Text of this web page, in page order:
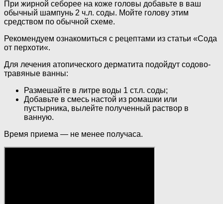
При жирной себорее на коже головы добавьте в ваш
обычный шампунь 2 ч.л. соды. Мойте голову этим
средством по обычной схеме.
Рекомендуем ознакомиться с рецептами из статьи «Сода
от перхоти«.
Для лечения атопического дерматита подойдут содово-
травяные ванны:
Размешайте в литре воды 1 ст.л. соды;
Добавьте в смесь настой из ромашки или
пустырника, вылейте полученный раствор в
ванную.
Время приема — не менее получаса.